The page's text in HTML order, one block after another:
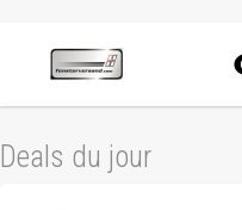
Deals du jour